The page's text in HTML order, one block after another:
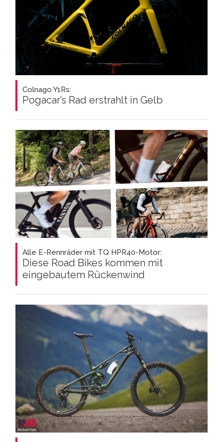
Colnago Y1Rs:
Pogacar’s Rad erstrahlt in Gelb
Alle E-Rennräder mit TQ HPR40-Motor:
Diese Road Bikes kommen mit
eingebautem Rückenwind